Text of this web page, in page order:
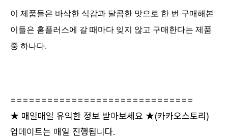
이 제품들은 바삭한 식감과 달콤한 맛으로 한 번 구매해본
이들은 홈플러스에 갈 때마다 잊지 않고 구매한다는 제품
중 하나다.
==============================
★ 매일매일 유익한 정보 받아보세요 ★(카카오스토리)
업데이트는 매일 진행됩니다.